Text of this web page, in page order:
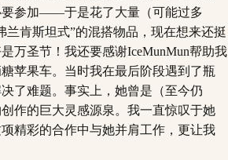
要参加——于是花了大量（可能过多
兰肯斯坦式”的混搭物品，现在想来还挺
万圣节！我还要感谢IceMunMun帮助我
苹果车。当时我在最后阶段遇到了瓶
了难题。事实上，她曾是（至今仍
作的巨大灵感源泉。我一直惊叹于她
精彩的合作中与她并肩工作，更让我